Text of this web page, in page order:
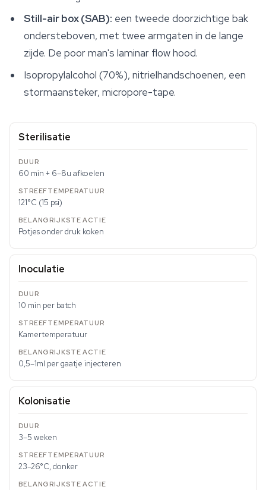
Still-air box (SAB): een tweede doorzichtige bak
ondersteboven, met twee armgaten in de lange
zijde. De poor man's laminar flow hood.
Isopropylalcohol (70%), nitrielhandschoenen, een
stormaansteker, micropore-tape.
Sterilisatie
60 min + 6–8u afkoelen
121°C (15 psi)
Potjes onder druk koken
Inoculatie
10 min per batch
Kamertemperatuur
0,5–1ml per gaatje injecteren
Kolonisatie
3–5 weken
23–26°C, donker